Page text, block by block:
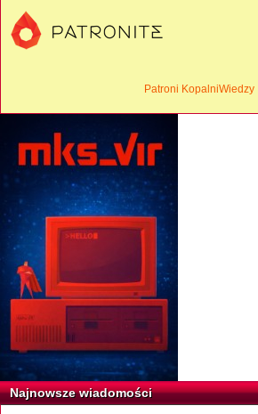
Patroni KopalniWiedzy
Najnowsze wiadomości